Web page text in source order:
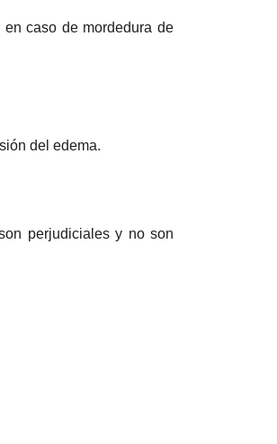
caso de mordedura de
del edema.
perjudiciales y no son